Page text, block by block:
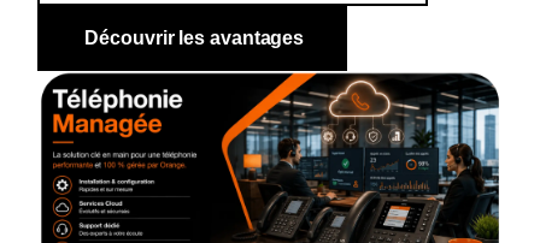
Découvrir les avantages